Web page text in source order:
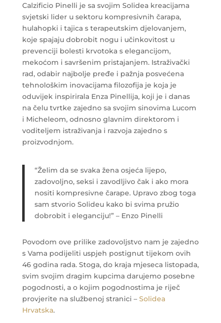
Calzificio Pinelli je sa svojim Solidea kreacijama
svjetski lider u sektoru kompresivnih čarapa,
hulahopki i tajica s terapeutskim djelovanjem,
koje spajaju dobrobit nogu i učinkovitost u
prevenciji bolesti krvotoka s elegancijom,
mekoćom i savršenim pristajanjem. Istraživački
rad, odabir najbolje pređe i pažnja posvećena
tehnološkim inovacijama filozofija je koja je
oduvijek inspirirala Enza Pinellija, koji je i danas
na čelu tvrtke zajedno sa svojim sinovima Lucom
i Micheleom, odnosno glavnim direktorom i
voditeljem istraživanja i razvoja zajedno s
proizvodnjom.
“Želim da se svaka žena osjeća lijepo,
zadovoljno, seksi i zavodljivo čak i ako mora
nositi kompresivne čarape. Upravo zbog toga
sam stvorio Solideu kako bi svima pružio
dobrobit i eleganciju!” – Enzo Pinelli
Povodom ove prilike zadovoljstvo nam je zajedno
s Vama podijeliti uspjeh postignut tijekom ovih
46 godina rada. Stoga, do kraja mjeseca listopada,
svim svojim dragim kupcima darujemo posebne
pogodnosti, a o kojim pogodnostima je riječ
provjerite na službenoj stranici – Solidea
Hrvatska.